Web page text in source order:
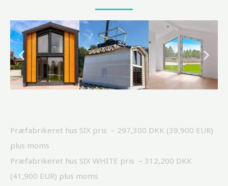
Præfabrikeret hus SIX pris – 297,300 DKK (39,900 EUR)
plus moms
Præfabrikeret hus SIX WHITE pris – 312,200 DKK
(41,900 EUR) plus moms